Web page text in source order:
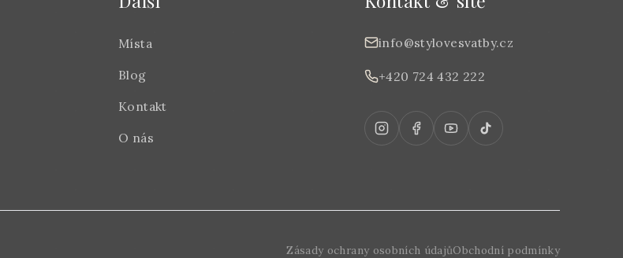
Místa
Blog
Kontakt
O nás
info@stylovesvatby.cz
+420 724 432 222
Zásady ochrany osobních údajůObchodní podmínky